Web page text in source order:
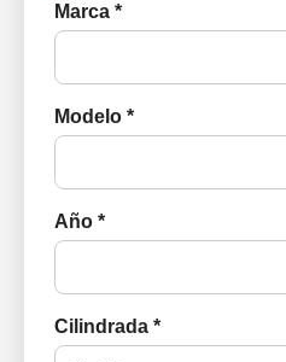
Marca *
Modelo *
Año *
Cilindrada *